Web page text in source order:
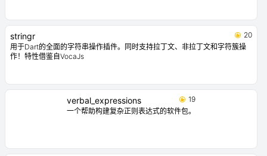
stringr
20
用于Dart的全面的字符串操作插件。同时支持拉丁文、非拉丁文和字符簇操
作！特性借鉴自VocaJs
verbal_expressions
19
一个帮助构建复杂正则表达式的软件包。